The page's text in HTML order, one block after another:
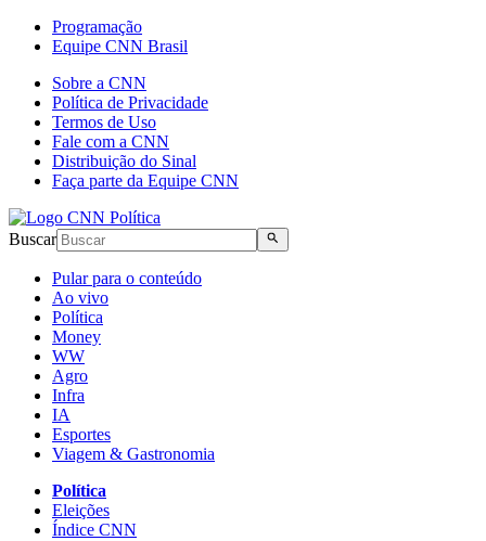
Programação
Equipe CNN Brasil
Sobre a CNN
Política de Privacidade
Termos de Uso
Fale com a CNN
Distribuição do Sinal
Faça parte da Equipe CNN
Buscar
Pular para o conteúdo
Ao vivo
Política
Money
WW
Agro
Infra
IA
Esportes
Viagem & Gastronomia
Política
Eleições
Índice CNN